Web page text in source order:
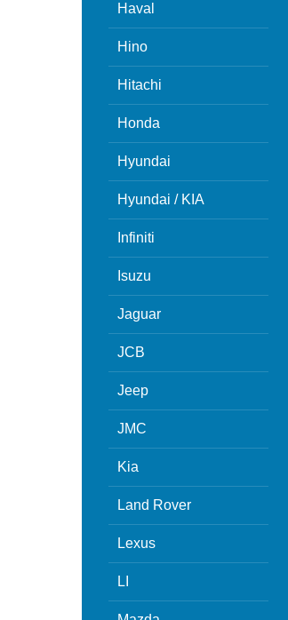
Haval
Hino
Hitachi
Honda
Hyundai
Hyundai / KIA
Infiniti
Isuzu
Jaguar
JCB
Jeep
JMC
Kia
Land Rover
Lexus
LI